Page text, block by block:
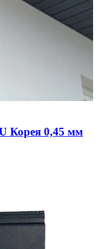
Корея 0,45 мм